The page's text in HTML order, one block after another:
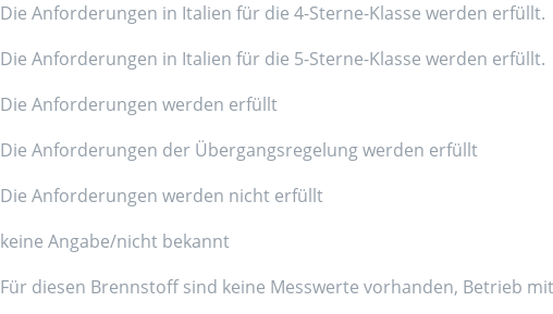
Die Anforderungen in Italien für die 4-Sterne-Klasse werden erfüllt.
Die Anforderungen in Italien für die 5-Sterne-Klasse werden erfüllt.
Die Anforderungen werden erfüllt
Die Anforderungen der Übergangsregelung werden erfüllt
Die Anforderungen werden nicht erfüllt
keine Angabe/nicht bekannt
Für diesen Brennstoff sind keine Messwerte vorhanden, Betrieb